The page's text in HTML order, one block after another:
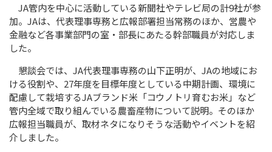
JA管内を中心に活動している新聞社やテレビ局の計9社が参
加。 JAは、代表理事専務と広報部署担当常務のほか、営農や
金融など各事業部門の室・部長にあたる幹部職員が対応しま
した。
懇談会では、 JA代表理事専務の山下正明が、 JAの地域にお
ける役割や、 27年度を目標年度としている中期計画、環境に
配慮して栽培するJAブランド米「コウノトリ育むお米」など
管内全域で取り組んでいる農畜産物について説明。そのほか
広報担当職員が、取材ネタになりそうな活動やイベントを紹
介しました。